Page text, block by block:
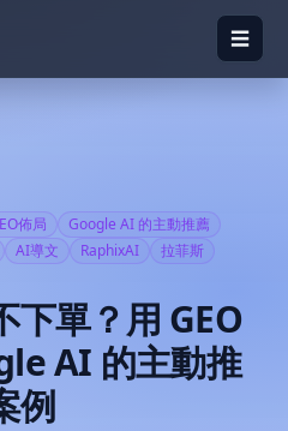
☰開啟
佈局
Google AI 的主動推薦
AI導文 RaphixAI
拉菲斯
下單？用 GEO
AI 的主動推
例